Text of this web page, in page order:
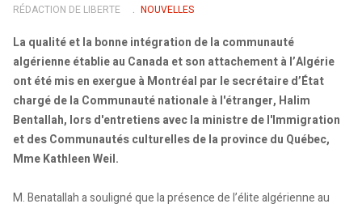
RÉDACTION DE LIBERTE NOUVELLES
La qualité et la bonne intégration de la communauté
algérienne établie au Canada et son attachement à l’Algérie
ont été mis en exergue à Montréal par le secrétaire d’État
chargé de la Communauté nationale à l'étranger, Halim
Bentallah, lors d'entretiens avec la ministre de l'Immigration
et des Communautés culturelles de la province du Québec,
Mme Kathleen Weil.
M. Benatallah a souligné que la présence de l’élite algérienne au